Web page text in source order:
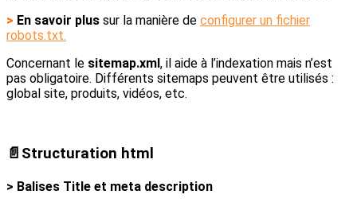
> En savoir plus sur la manière de configurer un fichier
robots.txt.
Concernant le sitemap.xml, il aide à l’indexation mais n’est
pas obligatoire. Différents sitemaps peuvent être utilisés :
global site, produits, vidéos, etc.
📄Structuration html
> Balises Title et meta description